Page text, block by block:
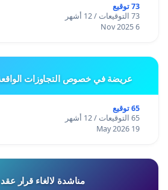
73 توقيع
73 التوقيعات / 12 أشهر
6 Nov 2025
عريضة في خصوص التجاوزات
65 توقيع
65 التوقيعات / 12 أشهر
19 May 2026
مناشدة لالغاء قرار